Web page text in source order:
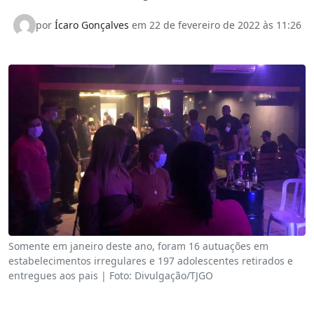
por Ícaro Gonçalves em 22 de fevereiro de 2022 às 11:26
Somente em janeiro deste ano, foram 16 autuações em
estabelecimentos irregulares e 197 adolescentes retirados e
entregues aos pais | Foto: Divulgação/TJGO